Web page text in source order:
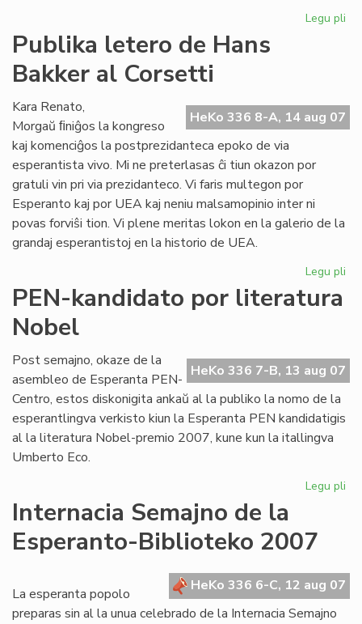
Legu pli
Publika letero de Hans
Bakker al Corsetti
HeKo 336 8-A, 14 aug 07
Kara Renato,
Morgaŭ ﬁniĝos la kongreso
kaj komenciĝos la postprezidanteca epoko de via
esperantista vivo. Mi ne preterlasas ĉi tiun okazon por
gratuli vin pri via prezidanteco. Vi faris multegon por
Esperanto kaj por UEA kaj neniu malsamopinio inter ni
povas forviŝi tion. Vi plene meritas lokon en la galerio de la
grandaj esperantistoj en la historio de UEA.
Legu pli
PEN-kandidato por literatura
Nobel
HeKo 336 7-B, 13 aug 07
Post semajno, okaze de la
asembleo de Esperanta PEN-
Centro, estos diskonigita ankaŭ al la publiko la nomo de la
esperantlingva verkisto kiun la Esperanta PEN kandidatigis
al la literatura Nobel-premio 2007, kune kun la itallingva
Umberto Eco.
Legu pli
Internacia Semajno de la
Esperanto-Biblioteko 2007
HeKo 336 6-C, 12 aug 07
La esperanta popolo
preparas sin al la unua celebrado de la Internacia Semajno